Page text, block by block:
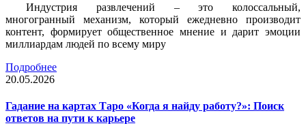
Индустрия развлечений – это колоссальный,
многогранный механизм, который ежедневно производит
контент, формирует общественное мнение и дарит эмоции
миллиардам людей по всему миру
Подробнее
20.05.2026
Гадание на картах Таро «Когда я найду работу?»: Поиск
ответов на пути к карьере